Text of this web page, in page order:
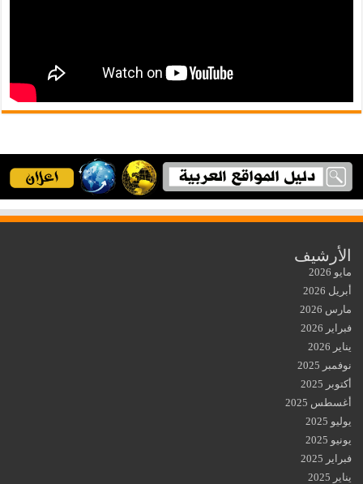
الأرشيف
مايو 2026
أبريل 2026
مارس 2026
فبراير 2026
يناير 2026
نوفمبر 2025
أكتوبر 2025
أغسطس 2025
يوليو 2025
يونيو 2025
فبراير 2025
يناير 2025